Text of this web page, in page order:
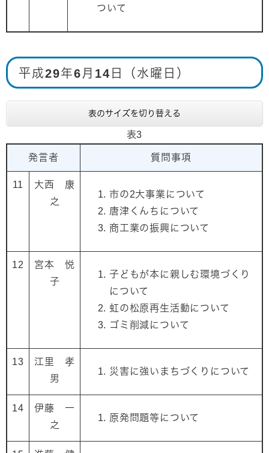
ついて
平成29年6月14日（水曜日）
表のサイズを切り替える
表3
発言者 質問事項
11
大西 康
之
市の2大事業について
唐津くんちについて
商工業の振興について
12
宮本 悦
子
子どもが本に親しむ環境づくり
について
虹の松原再生活動について
ゴミ削減について
13
江里 孝
男
災害に強いまちづくりについて
14
伊藤 一
之
原発問題等について